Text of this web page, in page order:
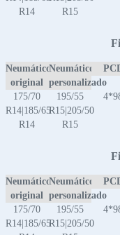
R14
R15
Neumático
original
Neumático
personalizado
175/70
R14|185/65
R14
195/55
R15|205/50
R15
Neumático
original
Neumático
personalizado
175/70
R14|185/65
195/55
R15|205/50